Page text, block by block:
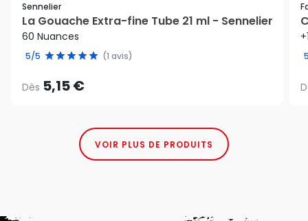
Sennelier
La Gouache Extra-fine Tube 21 ml - Sennelier
60 Nuances
5/5 (1 avis)
Dès 5,15 €
VOIR PLUS DE PRODUITS